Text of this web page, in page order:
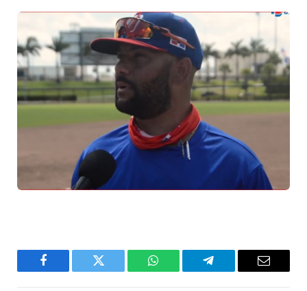
Facebook Twitter WhatsAppTelegram Email